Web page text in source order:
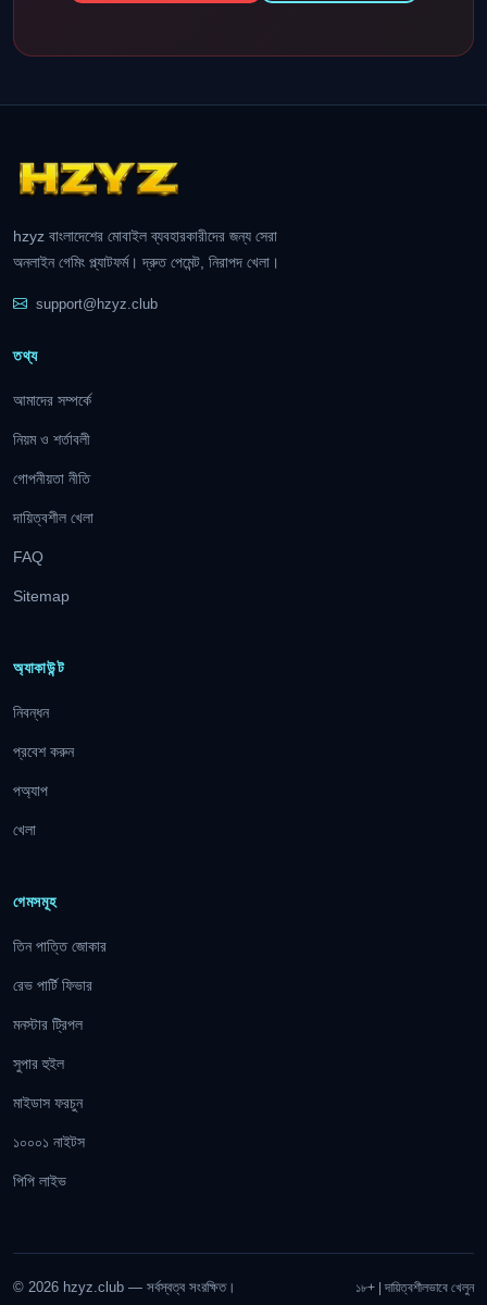
hzyz বাংলাদেশের মোবাইল ব্যবহারকারীদের জন্য সেরা
অনলাইন গেমিং প্ল্যাটফর্ম। দ্রুত পেমেন্ট, নিরাপদ খেলা।
support@hzyz.club
তথ্য
আমাদের সম্পর্কে
নিয়ম ও শর্তাবলী
গোপনীয়তা নীতি
দায়িত্বশীল খেলা
FAQ
Sitemap
অ্যাকাউন্ট
নিবন্ধন
প্রবেশ করুন
পঅ্যাপ
খেলা
গেমসমূহ
তিন পাত্তি জোকার
রেভ পার্টি ফিভার
মনস্টার ট্রিপল
সুপার হুইল
মাইডাস ফরচুন
১০০০১ নাইটস
পিপি লাইভ
© 2026 hzyz.club — সর্বস্বত্ব সংরক্ষিত। ১৮+ | দায়িত্বশীলভাবে খেলুন